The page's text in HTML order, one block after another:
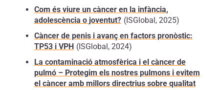
se sotmeten a un procés dedivisió cel·lular
qual es formen noves cèl·lules de manera
controlada. Aquestes noves cèl·lules, que s’originen
a partir de cèl·lules sanes, substitueixen aquelles
en aquest procés una cèl·lula desenvolupa una
mutació que no pot reparar, activa un programa de
Com és viure un càncer en la infància,
adolescència o joventut? (ISGlobal, 2025)
Càncer de penis i avanç en factors pronòstic:
TP53 i VPH (ISGlobal, 2024)
La contaminació atmosfèrica i el càncer de
pulmó – Protegim els nostres pulmons i evitem
el càncer amb millors directrius sobre qualitat